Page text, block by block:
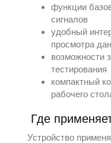
функции
сигналов
удобный
просмотра
возможности
тестирования
компактный
рабочего
Где
Устройство